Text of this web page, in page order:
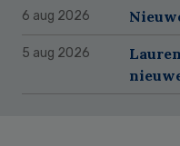
6 aug 2026
5 aug 2026